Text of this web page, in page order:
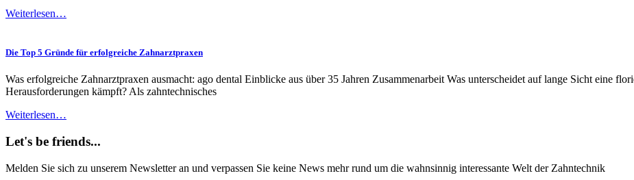
Weiterlesen…
Die Top 5 Gründe für erfolgreiche Zahnarztpraxen
Was erfolgreiche Zahnarztpraxen ausmacht: ago dental Einblicke aus über 35 Jahren Zusammenarbeit Was unterscheidet auf lange Sicht eine
Herausforderungen kämpft? Als zahntechnisches
Weiterlesen…
Let's be friends...
Melden Sie sich zu unserem Newsletter an und verpassen Sie keine News mehr rund um die wahnsinnig interessante Welt der Zahntechnik